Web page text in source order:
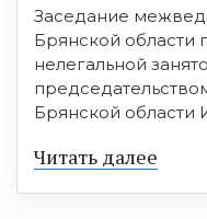
Заседание
Брянской области
нелегальной
Брянской
Читать далее